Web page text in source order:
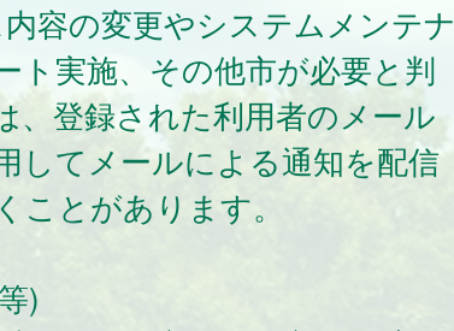
容の変更やシステムメンテナ
ト実施、その他市が必要と判
、登録された利用者のメール
してメールによる通知を配信
ことがあります。
)